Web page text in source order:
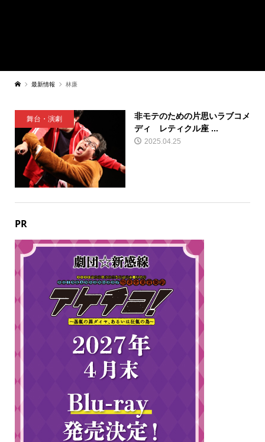
最新情報 林廉
舞台・演劇
非モテのための片思いラブコメ
ディ レティクル座 ...
2025.04.25
PR